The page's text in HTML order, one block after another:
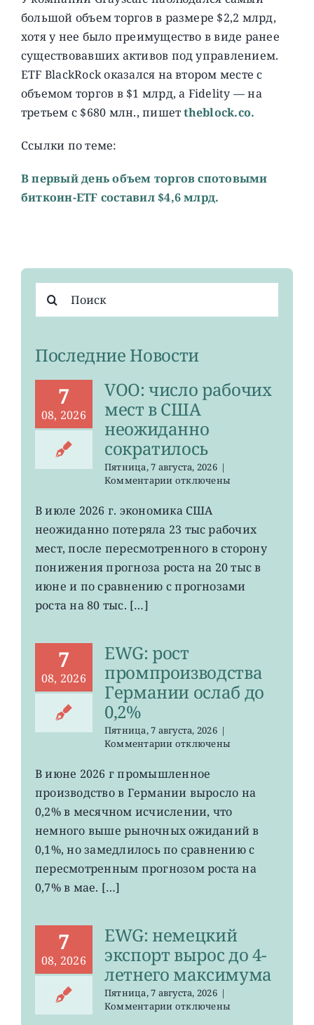
большой объем торгов в размере $2,2 млрд,
хотя у нее было преимущество в виде ранее
существовавших активов под управлением.
ETF BlackRock оказался на втором месте с
объемом торгов в $1 млрд, а Fidelity — на
третьем с $680 млн., пишетtheblock.co.
Ссылки по теме:
В первый день объем торгов спотовыми
биткоин-ETF составил $4,6 млрд.
поиска:
Последние Новости
7
08, 2026
VOO: число рабочих
мест в США
неожиданно
сократилось
Пятница, 7 августа, 2026 |
Комментариик
VOO:
рабочих
мест
США
неожиданно
отключены
В июле 2026 г. экономика США
неожиданно потеряла 23 тыс рабочих
мест, после пересмотренного в сторону
понижения прогноза роста на 20 тыс в
июне и по сравнению с прогнозами
роста на 80 тыс. […]
7
08, 2026
EWG: рост
промпроизводства
Германии ослаб до
0,2%
Пятница, 7 августа, 2026 |
Комментариик
EWG:
рост
промпроизводства
Германии
до
0,2%
отключены
В июне 2026 г промышленное
производство в Германии выросло на
0,2% в месячном исчислении, что
немного выше рыночных ожиданий в
0,1%, но замедлилось по сравнению с
пересмотренным прогнозом роста на
0,7% в мае. […]
7
08, 2026
EWG: немецкий
экспорт вырос до 4-
летнего максимума
Пятница, 7 августа, 2026 |
Комментариикотключены